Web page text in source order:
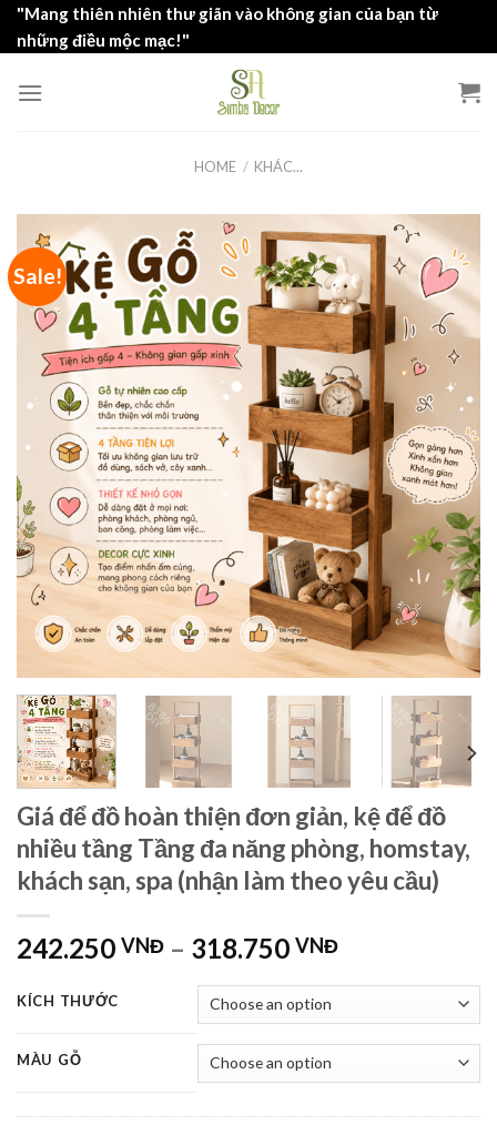
Skip"Mang thiên nhiên thư giãn vào không gian của bạn từ
những điều mộc mạc!"
HOME / KHÁC...
Sale!
Giá để đồ hoàn thiện đơn giản, kệ để đồ
nhiều tầng Tầng đa năng phòng, homstay,
khách sạn, spa (nhận làm theo yêu cầu)
242.250 VNĐ – 318.750 VNĐ
KÍCH THƯỚC
MÀU GỖ